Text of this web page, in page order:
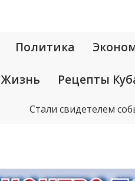
Политика
Жизнь Рецепты
Стали свидетелем